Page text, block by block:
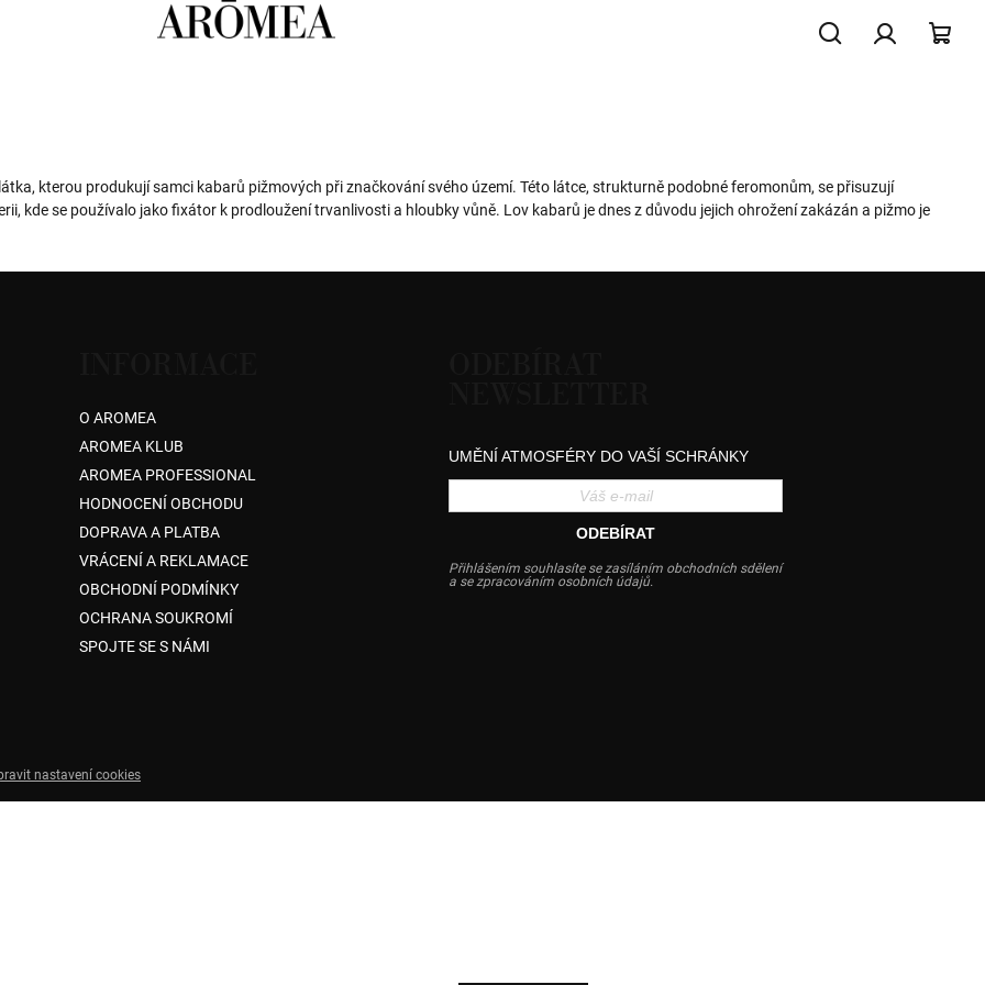
kterou produkují samci kabarů pižmových při značkování svého území. Této látce, strukturně podobné feromonům, se přisuzují
kde se používalo jako fixátor k prodloužení trvanlivosti a hloubky vůně. Lov kabarů je dnes z důvodu jejich ohrožení zakázán a pižmo je
O AROMEA
AROMEA KLUB
AROMEA PROFESSIONAL
HODNOCENÍ OBCHODU
DOPRAVA A PLATBA
VRÁCENÍ A REKLAMACE
OBCHODNÍ PODMÍNKY
OCHRANA SOUKROMÍ
SPOJTE SE S NÁMI
UMĚNÍ ATMOSFÉRY DO VAŠÍ SCHRÁNKY
ODEBÍRAT
Přihlášením souhlasíte se zasíláním obchodních sdělení
a se zpracováním osobních údajů.
nastavení cookies